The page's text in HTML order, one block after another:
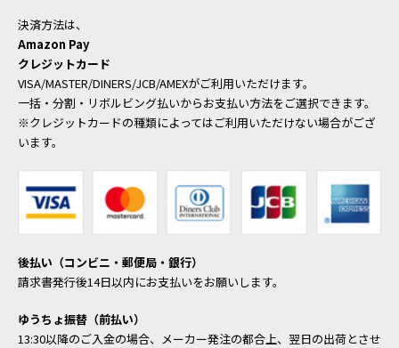
決済方法は、
Amazon Pay
クレジットカード
VISA/MASTER/DINERS/JCB/AMEXがご利用いただけます。
一括・分割・リボルビング払いからお支払い方法をご選択できます。
※クレジットカードの種類によってはご利用いただけない場合がござ
います。
後払い（コンビニ・郵便局・銀行）
請求書発行後14日以内にお支払いをお願いします。
ゆうちょ振替（前払い）
13:30以降のご入金の場合、メーカー発注の都合上、翌日の出荷とさせ